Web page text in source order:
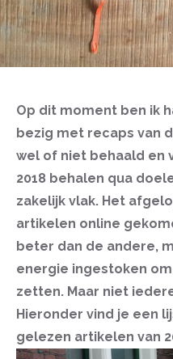
Op dit moment ben ik
bezig met recaps van
wel of niet behaald en
2018 behalen qua
zakelijk vlak. Het
artikelen online
beter dan de andere,
energie ingestoken
zetten. Maar niet
Hieronder vind je een
gelezen artikelen van